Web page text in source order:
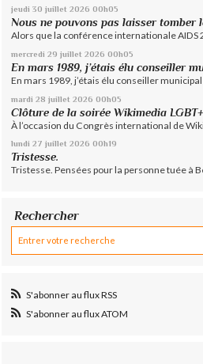
jeudi 30 juillet 2026 00h05
Nous ne pouvons pas laisser tomber
Alors que la conférence internationale AIDS
mercredi 29 juillet 2026 00h05
En mars 1989, j’étais élu conseiller
En mars 1989, j’étais élu conseiller municipal
mardi 28 juillet 2026 00h05
Clôture de la soirée Wikimedia
À l’occasion du Congrès international de
lundi 27 juillet 2026 00h19
Tristesse.
Tristesse. Pensées pour la personne tuée à
Rechercher
S'abonner au flux RSS
S'abonner au flux ATOM